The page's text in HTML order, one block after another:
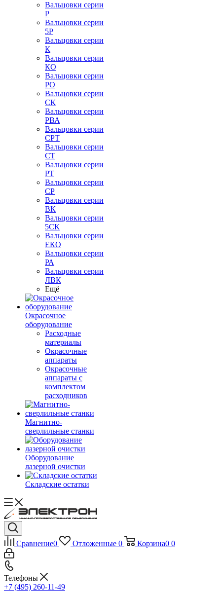
Вальцовки серии
Р
Вальцовки серии
5Р
Вальцовки серии
К
Вальцовки серии
КО
Вальцовки серии
РО
Вальцовки серии
СК
Вальцовки серии
РВА
Вальцовки серии
СРТ
Вальцовки серии
СТ
Вальцовки серии
РТ
Вальцовки серии
СР
Вальцовки серии
ВК
Вальцовки серии
5СК
Вальцовки серии
ЕКО
Вальцовки серии
РА
Вальцовки серии
ЛВК
Ещё
Окрасочное
оборудование
Расходные
материалы
Окрасочные
аппараты
Окрасочные
аппараты с
комплектом
расходников
Магнитно-
сверлильные станки
Оборудование
лазерной очистки
Складские остатки
Сравнение0 Отложенные 0 Корзина0 0
Телефоны
+7 (495) 260-11-49